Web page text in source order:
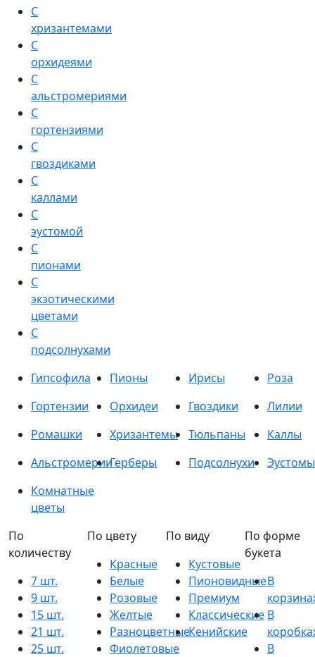
С
хризантемами
С
орхидеями
С
альстромериями
С
гортензиями
С
гвоздиками
С
каллами
С
эустомой
С
пионами
С
экзотическими
цветами
С
подсолнухами
Гипсофила
Пионы Ирисы
Роза
Гортензии
Орхидеи Гвоздики
Лилии
Ромашки
Хризантемы Тюльпаны
Каллы
АльстромерииГерберы Подсолнухи
Эустомы
Комнатные
цветы
По
количеству
7 шт.
9 шт.
15 шт.
21 шт.
25 шт.
По цвету
Красные
Белые
Розовые
Желтые
Разноцветные
Фиолетовые
По виду
Кустовые
Пионовидные
Премиум
Классические
Кенийские
По форме
букета
В
В
В